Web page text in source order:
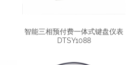
智能三相预付费一体式键盘仪表
DTSY1088